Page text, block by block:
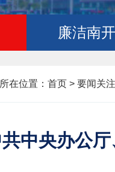
廉洁南开
所在位置： 首页 > 要闻关
中央办公